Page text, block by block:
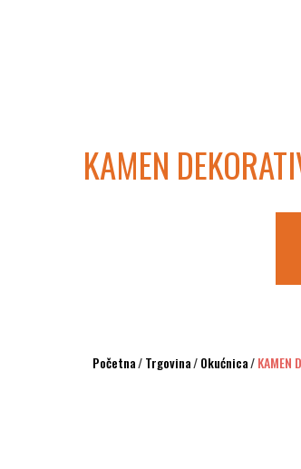
KAMEN
Početna/Trgovina/Okućnica/KAMEN